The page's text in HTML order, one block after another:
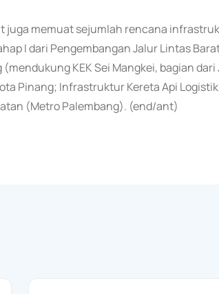
juga memuat sejumlah rencana
I dari Pengembangan Jalur Lintas
KEK Sei Mangkei, bagian
Pinang; Infrastruktur Kereta Api
(Metro Palembang). (end/ant)